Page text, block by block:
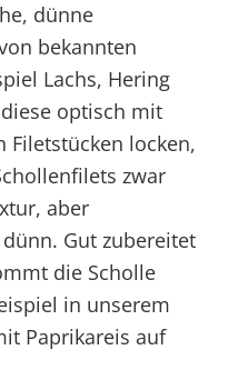
dünne
bekannten
Lachs, Hering
optisch mit
Filetstücken locken,
zwar
aber
Gut zubereitet
die Scholle
in unserem
Paprikareis auf